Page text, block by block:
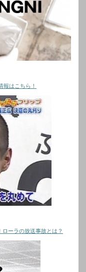
報はこちら！
ーラの放送事故とは？